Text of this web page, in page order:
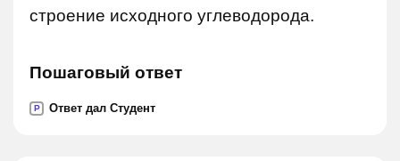
строение исходного углеводорода.
Пошаговый ответ
P Ответ дал Студент